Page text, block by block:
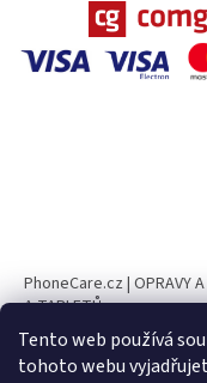
Tento web používá
tohoto webu
PhoneCare.cz | OPRAVY A
A TABLETŮ